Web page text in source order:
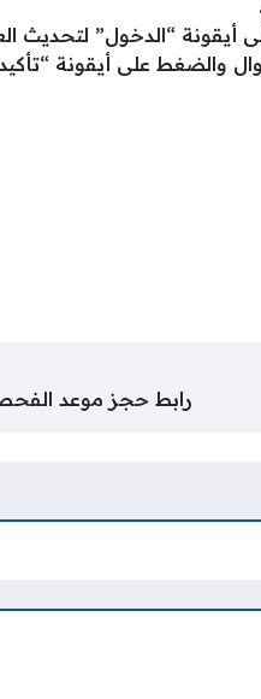
“الدخول” لتحديث
والضغط على أيقونة
رابط حجز موعد الفحص